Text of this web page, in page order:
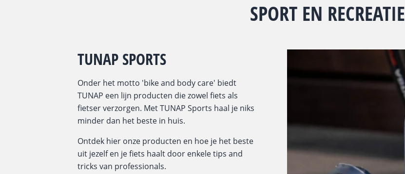
SPORT EN RECREATIE
TUNAP SPORTS
Onder het motto 'bike and body care' biedt
TUNAP een lijn producten die zowel fiets als
fietser verzorgen. Met TUNAP Sports haal je niks
minder dan het beste in huis.
Ontdek hier onze producten en hoe je het beste
uit jezelf en je fiets haalt door enkele tips and
tricks van professionals.